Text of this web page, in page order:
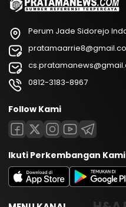
Perum Jade Sidorejo
0812-3183-8967
Follow Kami
Ikuti Perkembangan